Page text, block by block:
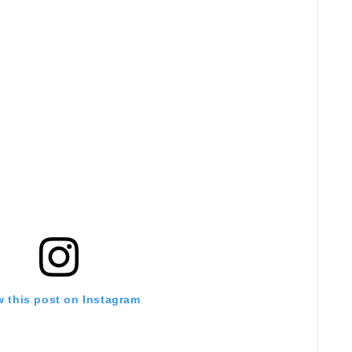
this post on Instagram